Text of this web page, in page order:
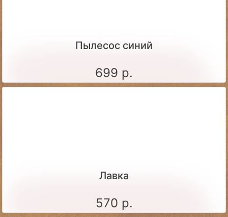
Пылесос синий
699 р.
Лавка
570 р.